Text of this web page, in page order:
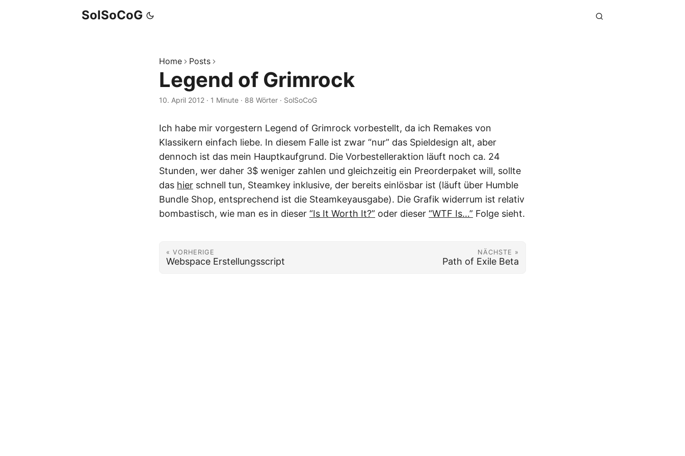
SolSoCoG
Home Posts
Legend of Grimrock
10. April 2012 · 1 Minute · 88 Wörter · SolSoCoG
Ich habe mir vorgestern Legend of Grimrock vorbestellt, da ich Remakes von
Klassikern einfach liebe. In diesem Falle ist zwar “nur” das Spieldesign alt, aber
dennoch ist das mein Hauptkaufgrund. Die Vorbestelleraktion läuft noch ca. 24
Stunden, wer daher 3$ weniger zahlen und gleichzeitig ein Preorderpaket will, sollte
das hier schnell tun, Steamkey inklusive, der bereits einlösbar ist (läuft über Humble
Bundle Shop, entsprechend ist die Steamkeyausgabe). Die Grafik widerrum ist relativ
bombastisch, wie man es in dieser “Is It Worth It?” oder dieser “WTF Is…” Folge sieht.
« VORHERIGE
Webspace Erstellungsscript
NÄCHSTE »
Path of Exile Beta